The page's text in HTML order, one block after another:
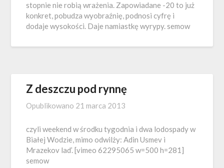
stopnie nie robią wrażenia. Zapowiadane -20 to już
konkret, pobudza wyobraźnię, podnosi cyfrę i
dodaje wysokości. Daje namiastkę wyrypy. semow
Z deszczu pod rynnę
Opublikowano 21 marca 2013
czyli weekend w środku tygodnia i dwa lodospady w
Białej Wodzie, mimo odwilży: Adin Usmev i
Mrazekov lad’. [vimeo 62295065 w=500 h=281]
semow